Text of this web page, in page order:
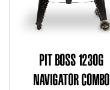
PIT BOSS 1230G
NAVIGATOR COMBO